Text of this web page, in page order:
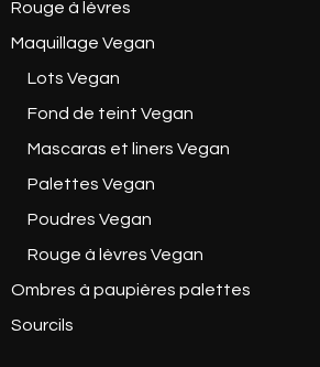
Rouge à lèvres
Maquillage Vegan
Lots Vegan
Fond de teint Vegan
Mascaras et liners Vegan
Palettes Vegan
Poudres Vegan
Rouge à lèvres Vegan
Ombres à paupières palettes
Sourcils